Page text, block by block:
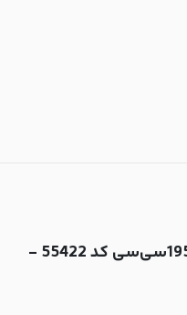
فنجان پاشاباغچه مدل الیسا گنجایش 195سی‌سی کد 55422 -